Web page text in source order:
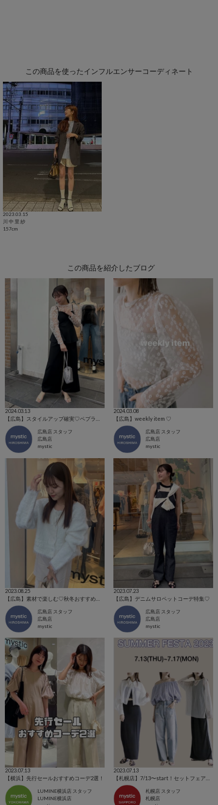
この商品を使ったインフルエンサーコーディネート
2023.03.15
川 中 里 紗
157cm
この商品を紹介したブログ
2024.03.13
広島店 スタッフ
広島店
mystic
2024.03.08
【広島】weekly item ♡
広島店 スタッフ
広島店
mystic
2023.08.25
広島店 スタッフ
広島店
mystic
2023.07.23
【広島】デニムサロペットコーデ特集♡
広島店 スタッフ
広島店
mystic
2023.07.13
【横浜】先行セールおすすめコーデ2選！
LUMINE横浜店 スタッフ
LUMINE横浜店
2023.07.13
札幌店 スタッフ
札幌店